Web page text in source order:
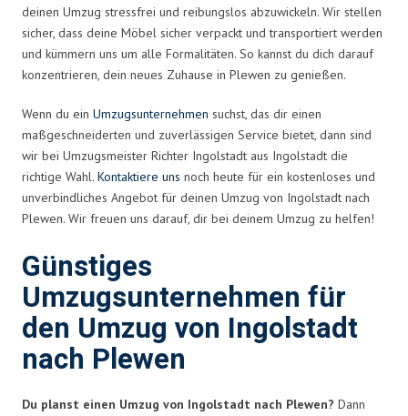
deinen Umzug stressfrei und reibungslos abzuwickeln. Wir stellen
sicher, dass deine Möbel sicher verpackt und transportiert werden
und kümmern uns um alle Formalitäten. So kannst du dich darauf
konzentrieren, dein neues Zuhause in Plewen zu genießen.
Wenn du ein Umzugsunternehmen suchst, das dir einen
maßgeschneiderten und zuverlässigen Service bietet, dann sind
wir bei Umzugsmeister Richter Ingolstadt aus Ingolstadt die
richtige Wahl. Kontaktiere uns noch heute für ein kostenloses und
unverbindliches Angebot für deinen Umzug von Ingolstadt nach
Plewen. Wir freuen uns darauf, dir bei deinem Umzug zu helfen!
Günstiges
Umzugsunternehmen für
den Umzug von Ingolstadt
nach Plewen
Du planst einen Umzug von Ingolstadt nach Plewen? Dann